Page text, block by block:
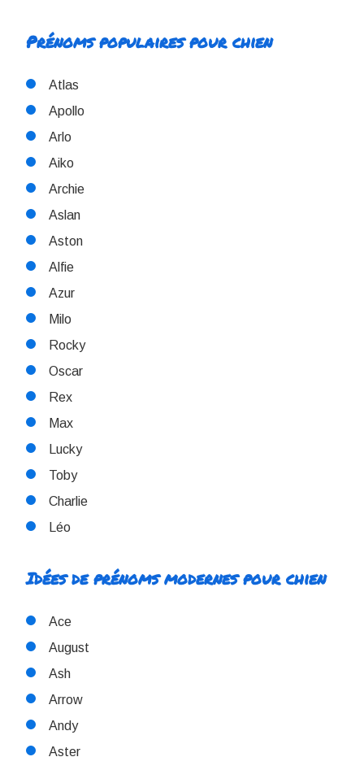
Prénoms populaires pour chien
Atlas
Apollo
Arlo
Aiko
Archie
Aslan
Aston
Alfie
Azur
Milo
Rocky
Oscar
Rex
Max
Lucky
Toby
Charlie
Léo
Idées de prénoms modernes pour chien
Ace
August
Ash
Arrow
Andy
Aster